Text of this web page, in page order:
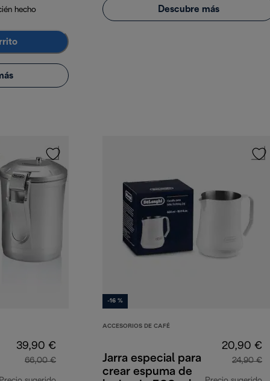
hecho
Descubre más
39,90 €
66,00 €
-16 %
ACCESORIOS DE CAFÉ
Jarra especial para
crear espuma de
20,90 €
24,90 €